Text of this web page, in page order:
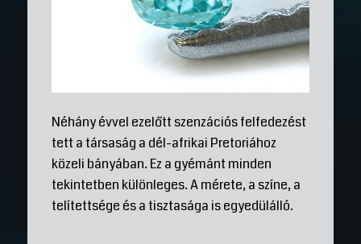
Néhány évvel ezelőtt szenzációs felfedezést
tett a társaság a dél-afrikai Pretoriához
közeli bányában. Ez a gyémánt minden
tekintetben különleges. A mérete, a színe, a
telítettsége és a tisztasága is egyedülálló.